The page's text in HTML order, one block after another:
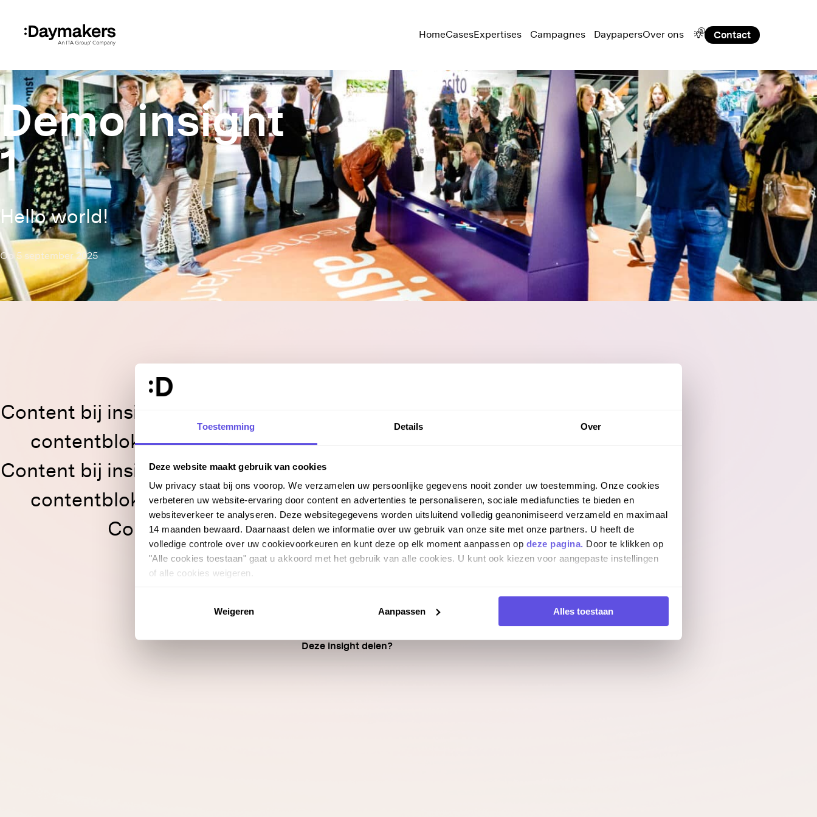
Toestemming Details Over
Deze website maakt gebruik van cookies
Uw privacy staat bij ons voorop. We verzamelen uw persoonlijke gegevens nooit zonder uw toestemming. Onze cookies
verbeteren uw website-ervaring door content en advertenties te personaliseren, sociale mediafuncties te bieden en
websiteverkeer te analyseren. Deze websitegegevens worden uitsluitend volledig geanonimiseerd verzameld en maximaal
14 maanden bewaard. Daarnaast delen we informatie over uw gebruik van onze site met onze partners. U heeft de
volledige controle over uw cookievoorkeuren en kunt deze op elk moment aanpassen op deze pagina. Door te klikken op
"Alle cookies toestaan" gaat u akkoord met het gebruik van alle cookies. U kunt ook kiezen voor aangepaste instellingen
of alle cookies weigeren.
Weigeren Aanpassen Alles toestaan
HomeCasesExpertises Campagnes DaypapersOver ons a Contact
Dark mode wordt automatisch ingeschakeld
Demo insight
1
Hello world!
Op 5 september 2025
Content bij insight met contentblokken. Content bij insight met
contentblokken. Content bij insight met contentblokken.
Content bij insight met contentblokken. Content bij insight met
contentblokken. Content bij insight met contentblokken.
Content bij insight met contentblokken.
Deze insight delen?